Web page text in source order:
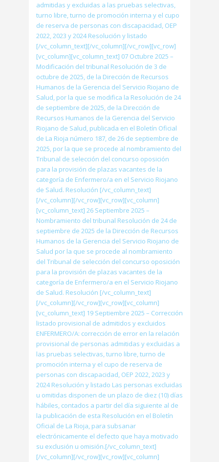
admitidas y excluidas a las pruebas selectivas,
turno libre, turno de promoción interna y el cupo
de reserva de personas con discapacidad, OEP
2022, 2023 y 2024 Resolución y listado
[/vc_column_text][/vc_column][/vc_row][vc_row]
[vc_column][vc_column_text] 07 Octubre 2025 –
Modificación del tribunal Resolución de 3 de
octubre de 2025, de la Dirección de Recursos
Humanos de la Gerencia del Servicio Riojano de
Salud, por la que se modifica la Resolución de 24
de septiembre de 2025, de la Dirección de
Recursos Humanos de la Gerencia del Servicio
Riojano de Salud, publicada en el Boletín Oficial
de La Rioja número 187, de 26 de septiembre de
2025, por la que se procede al nombramiento del
Tribunal de selección del concurso oposición
para la provisión de plazas vacantes de la
categoría de Enfermero/a en el Servicio Riojano
de Salud. Resolución [/vc_column_text]
[/vc_column][/vc_row][vc_row][vc_column]
[vc_column_text] 26 Septiembre 2025 –
Nombramiento del tribunal Resolución de 24 de
septiembre de 2025 de la Dirección de Recursos
Humanos de la Gerencia del Servicio Riojano de
Salud por la que se procede al nombramiento
del Tribunal de selección del concurso oposición
para la provisión de plazas vacantes de la
categoría de Enfermero/a en el Servicio Riojano
de Salud. Resolución [/vc_column_text]
[/vc_column][/vc_row][vc_row][vc_column]
[vc_column_text] 19 Septiembre 2025 – Corrección
listado provisional de admitidos y excluidos
ENFERMERO/A: corrección de error en la relación
provisional de personas admitidas y excluidas a
las pruebas selectivas, turno libre, turno de
promoción interna y el cupo de reserva de
personas con discapacidad, OEP 2022, 2023 y
2024 Resolución y listado Las personas excluidas
u omitidas disponen de un plazo de diez (10) días
hábiles, contados a partir del día siguiente al de
la publicación de esta Resolución en el Boletín
Oficial de La Rioja, para subsanar
electrónicamente el defecto que haya motivado
su exclusión u omisión.[/vc_column_text]
[/vc_column][/vc_row][vc_row][vc_column]